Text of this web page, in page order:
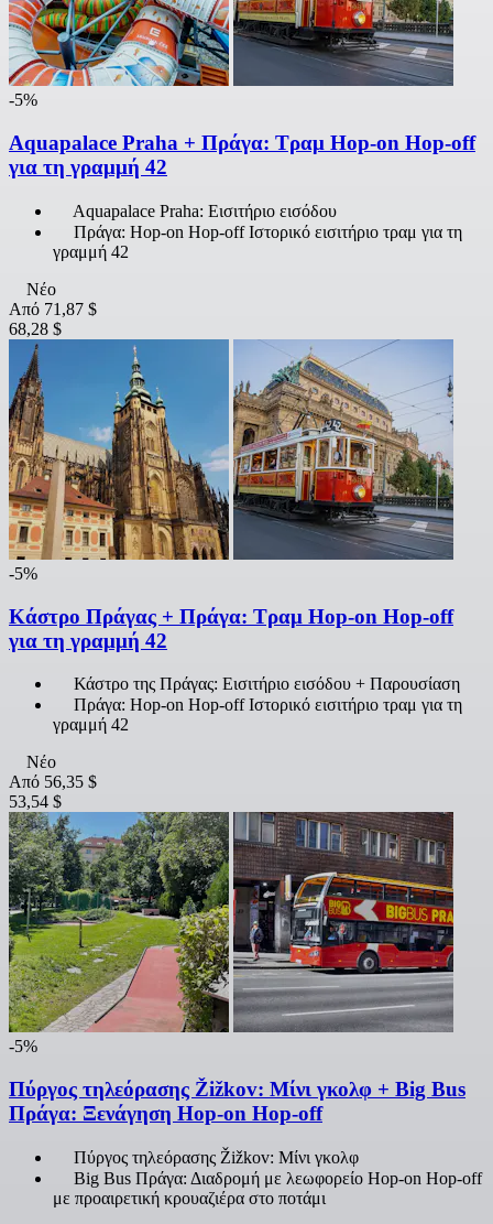
-5%
Aquapalace Praha + Πράγα: Τραμ Hop-on Hop-off
για τη γραμμή 42
Aquapalace Praha: Εισιτήριο εισόδου
Πράγα: Hop-on Hop-off Ιστορικό εισιτήριο τραμ για τη
γραμμή 42
Νέο
Από 71,87 $
68,28 $
-5%
Κάστρο Πράγας + Πράγα: Τραμ Hop-on Hop-off
για τη γραμμή 42
Κάστρο της Πράγας: Εισιτήριο εισόδου + Παρουσίαση
Πράγα: Hop-on Hop-off Ιστορικό εισιτήριο τραμ για τη
γραμμή 42
Νέο
Από 56,35 $
53,54 $
-5%
Πύργος τηλεόρασης Žižkov: Μίνι γκολφ + Big Bus
Πράγα: Ξενάγηση Hop-on Hop-off
Πύργος τηλεόρασης Žižkov: Μίνι γκολφ
Big Bus Πράγα: Διαδρομή με λεωφορείο Hop-on Hop-off
με προαιρετική κρουαζιέρα στο ποτάμι